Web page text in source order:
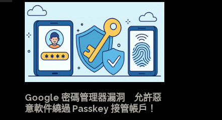
Google 密碼管理器漏洞 允許惡
意軟件繞過 Passkey 接管帳戶！